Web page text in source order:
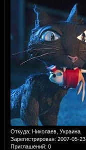
Откуда: Николаев, Украина
Зарегистрирован: 2007-05-23
Приглашений: 0